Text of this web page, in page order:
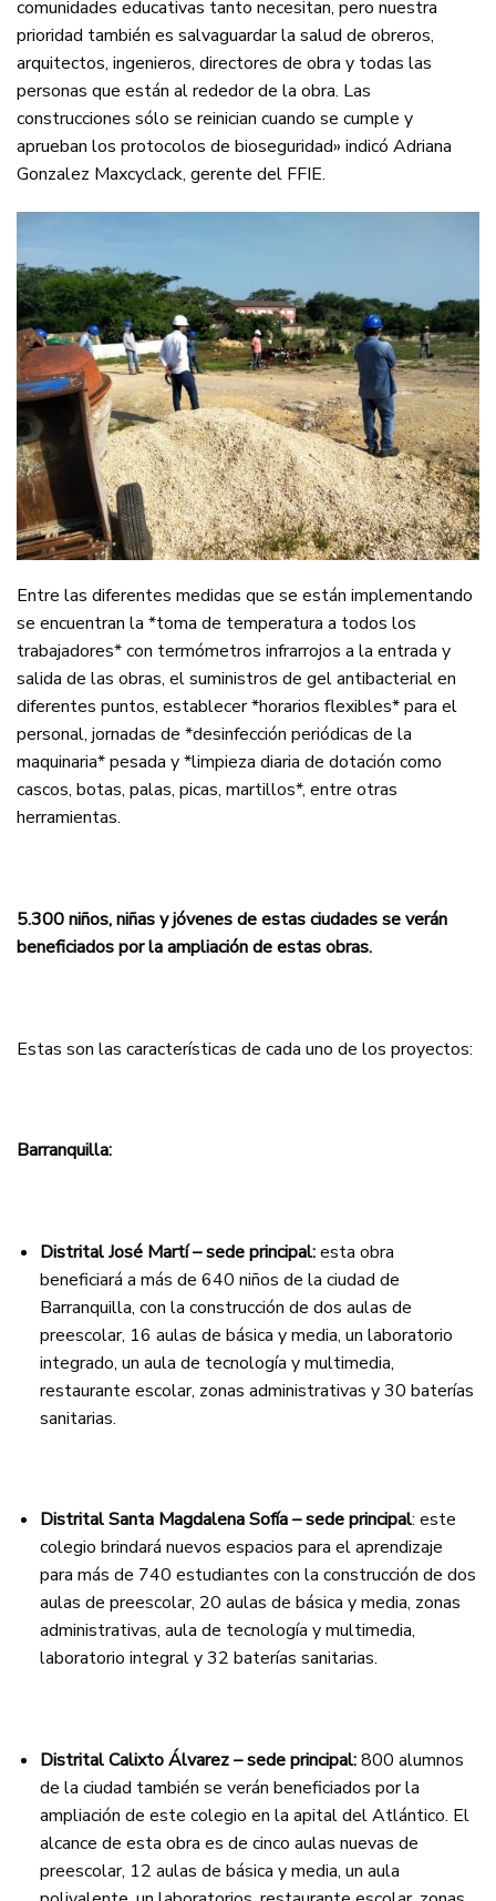
comunidades educativas tanto necesitan, pero nuestra
prioridad también es salvaguardar la salud de obreros,
arquitectos, ingenieros, directores de obra y todas las
personas que están al rededor de la obra. Las
construcciones sólo se reinician cuando se cumple y
aprueban los protocolos de bioseguridad» indicó Adriana
Gonzalez Maxcyclack, gerente del FFIE.
Entre las diferentes medidas que se están implementando
se encuentran la *toma de temperatura a todos los
trabajadores* con termómetros infrarrojos a la entrada y
salida de las obras, el suministros de gel antibacterial en
diferentes puntos, establecer *horarios flexibles* para el
personal, jornadas de *desinfección periódicas de la
maquinaria* pesada y *limpieza diaria de dotación como
cascos, botas, palas, picas, martillos*, entre otras
herramientas.
5.300 niños, niñas y jóvenes de estas ciudades se verán
beneficiados por la ampliación de estas obras.
Estas son las características de cada uno de los proyectos:
Barranquilla:
Distrital José Martí – sede principal:esta obra
beneficiará a más de 640 niños de la ciudad de
Barranquilla, con la construcción de dos aulas de
preescolar, 16 aulas de básica y media, un laboratorio
integrado, un aula de tecnología y multimedia,
restaurante escolar, zonas administrativas y 30 baterías
sanitarias.
Distrital Santa Magdalena Sofía – sede principal: este
colegio brindará nuevos espacios para el aprendizaje
para más de 740 estudiantes con la construcción de dos
aulas de preescolar, 20 aulas de básica y media, zonas
administrativas, aula de tecnología y multimedia,
laboratorio integral y 32 baterías sanitarias.
Distrital Calixto Álvarez – sede principal:800 alumnos
de la ciudad también se verán beneficiados por la
ampliación de este colegio en la apital del Atlántico. El
alcance de esta obra es de cinco aulas nuevas de
preescolar, 12 aulas de básica y media, un aula